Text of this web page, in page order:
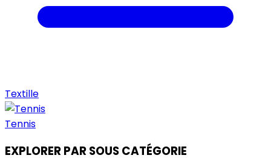
Textille
Tennis
EXPLORER PAR SOUS CATÉGORIE